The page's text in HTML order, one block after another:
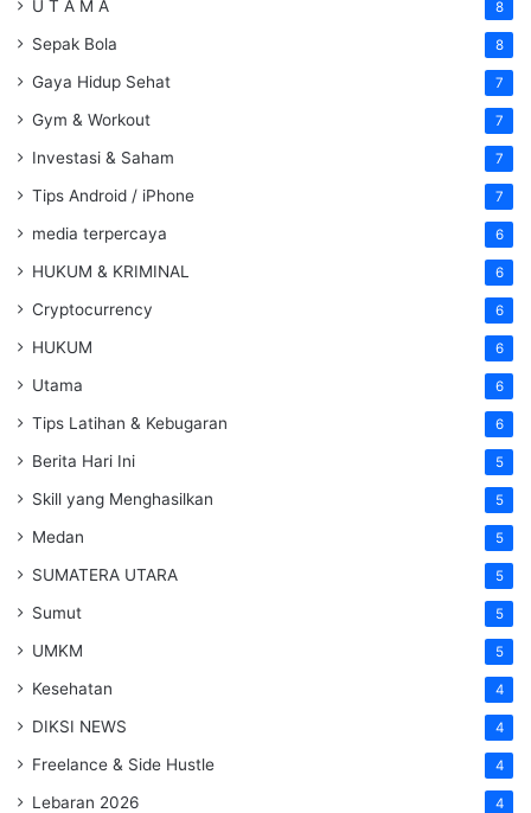
U T A M A 8
Sepak Bola 8
Gaya Hidup Sehat 7
Gym & Workout 7
Investasi & Saham 7
Tips Android / iPhone 7
media terpercaya 6
HUKUM & KRIMINAL 6
Cryptocurrency 6
HUKUM 6
Utama 6
Tips Latihan & Kebugaran 6
Berita Hari Ini 5
Skill yang Menghasilkan 5
Medan 5
SUMATERA UTARA 5
Sumut 5
UMKM 5
Kesehatan 4
DIKSI NEWS 4
Freelance & Side Hustle 4
Lebaran 2026 4